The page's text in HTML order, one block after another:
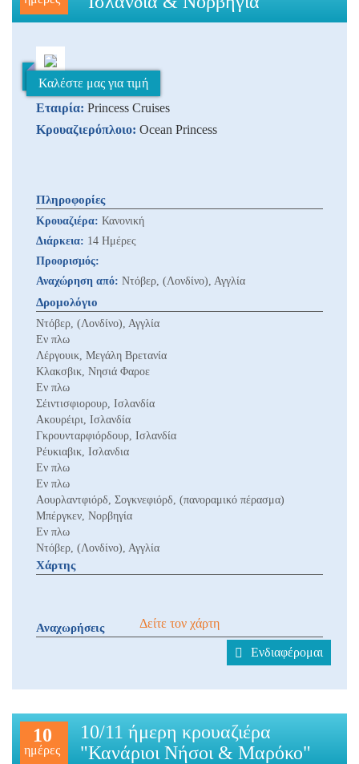
Εταιρία: Princess Cruises
Κρουαζιερόπλοιο: Ocean Princess
Καλέστε μας για τιμή
Πληροφορίες
Κρουαζιέρα: Κανονική
Διάρκεια: 14 Ημέρες
Προορισμός:
Αναχώρηση από: Ντόβερ, (Λονδίνο), Αγγλία
Δρομολόγιο
Ντόβερ, (Λονδίνο), Αγγλία
Εν πλω
Λέργουικ, Μεγάλη Βρετανία
Κλακσβικ, Νησιά Φαροε
Εν πλω
Σέιντισφιορουρ, Ισλανδία
Ακουρέιρι, Ισλανδία
Γκρουνταρφιόρδουρ, Ισλανδία
Ρέυκιαβικ, Ισλανδια
Εν πλω
Εν πλω
Αουρλαντφιόρδ, Σογκνεφιόρδ, (πανοραμικό πέρασμα)
Μπέργκεν, Νορβηγία
Εν πλω
Ντόβερ, (Λονδίνο), Αγγλία
Χάρτης
Δείτε τον χάρτη
Αναχωρήσεις
Ενδιαφέρομαι
10
ημέρες
10/11 ήμερη κρουαζιέρα
"Κανάριοι Νήσοι & Μαρόκο"